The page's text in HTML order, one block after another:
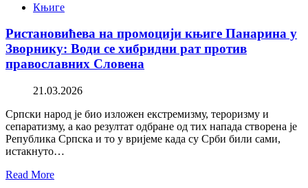
Књиге
Ристановићева на промоцији књиге Панарина у
Зворнику: Води се хибридни рат против
православних Словена
21.03.2026
Српски народ је био изложен екстремизму, тероризму и
сепаратизму, а као резултат одбране од тих напада створена је
Република Српска и то у вријеме када су Срби били сами,
истакнуто…
Read More